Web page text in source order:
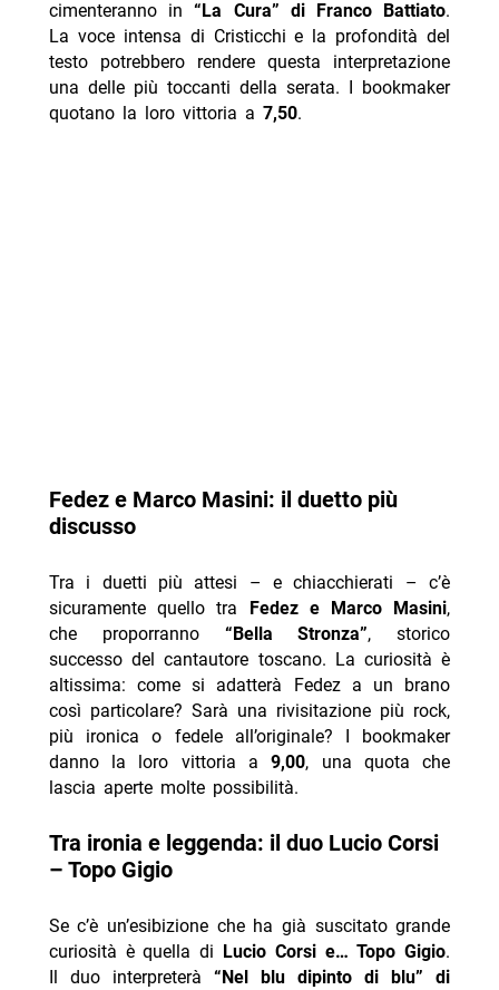
cimenteranno in“La Cura” di Franco Battiato.
La voce intensa di Cristicchi e la profondità del
testo potrebbero rendere questa interpretazione
una delle più toccanti della serata. I bookmaker
quotano la loro vittoria a 7,50.
Fedez e Marco Masini: il duetto più
discusso
Tra i duetti più attesi – e chiacchierati – c’è
sicuramente quello tra Fedez e Marco Masini,
che proporranno “Bella Stronza”, storico
successo del cantautore toscano. La curiosità è
altissima: come si adatterà Fedez a un brano
così particolare? Sarà una rivisitazione più rock,
più ironica o fedele all’originale? I bookmaker
danno la loro vittoria a9,00, una quota che
lascia aperte molte possibilità.
Tra ironia e leggenda: il duo Lucio Corsi
– Topo Gigio
Se c’è un’esibizione che ha già suscitato grande
curiosità è quella di Lucio Corsi e… Topo Gigio.
Il duo interpreterà “Nel blu dipinto di blu” di